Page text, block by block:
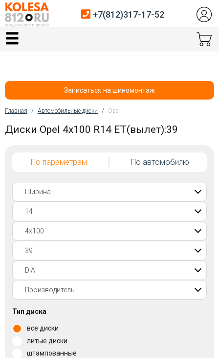
Главная
Автосервис
Датчики давления
Покупателям
Контакты
Войти на сайт
+7(812)317-
17-
52
Пн-
+7(812)317-17-52
Записаться на шиномонтаж
Вы здесь
Главная / Автомобильные диски / Opel
Диски Opel 4x100 R14 ET(вылет):39
По параметрам По автомобилю
Тип диска
все диски
литые диски
штампованные